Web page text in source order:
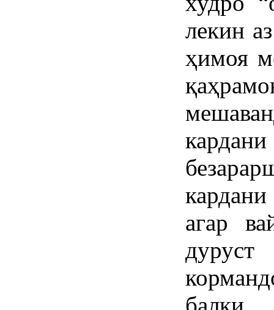
лекин
ҳимоя
агар
балки